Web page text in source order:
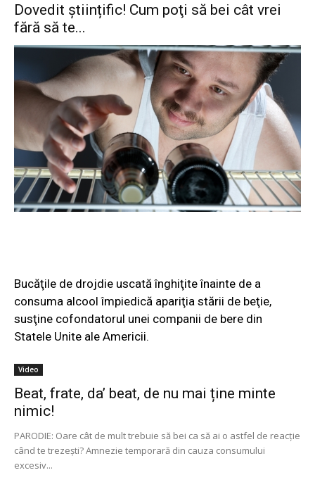
Dovedit științific! Cum poţi să bei cât vrei
fără să te...
Bucăţile de drojdie uscată înghiţite înainte de a
consuma alcool împiedică apariţia stării de beţie,
susţine cofondatorul unei companii de bere din
Statele Unite ale Americii.
Video
Beat, frate, da’ beat, de nu mai ține minte
nimic!
PARODIE: Oare cât de mult trebuie să bei ca să ai o astfel de reacţie
când te trezeşti? Amnezie temporară din cauza consumului
excesiv...